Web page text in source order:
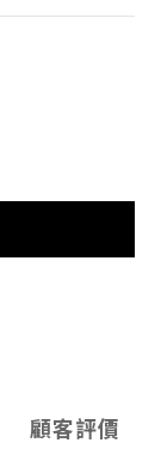
顧客評價